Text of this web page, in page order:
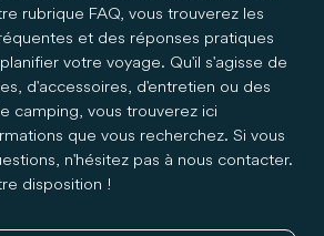
rubrique FAQ, vous trouverez les
et des réponses pratiques
votre voyage. Qu'il s'agisse de
d'accessoires, d'entretien ou des
camping, vous trouverez ici
que vous recherchez. Si vous
n'hésitez pas à nous contacter.
disposition !